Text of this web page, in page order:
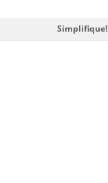
Simplifique!